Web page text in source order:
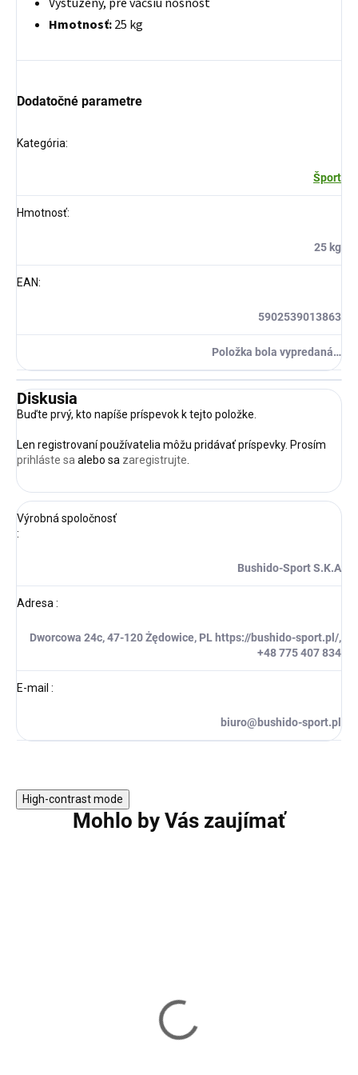
Hmotnosť:25 kg
Dodatočné parametre
Kategória:
Šport
Hmotnosť:
25 kg
EAN:
5902539013863
Položka bola vypredaná…
Diskusia
Buďte prvý, kto napíše príspevok k tejto položke.
Len registrovaní používatelia môžu pridávať príspevky. Prosím
prihláste sa alebo sa zaregistrujte
Výrobná spoločnosť
:
Bushido-Sport S.K.A
Adresa :
Dworcowa 24c, 47-120 Żędowice, PL https://bushido-sport.pl/,
+48 775 407 834
E-mail :
biuro@bushido-sport.pl
High-contrast mode
Mohlo by Vás zaujímať